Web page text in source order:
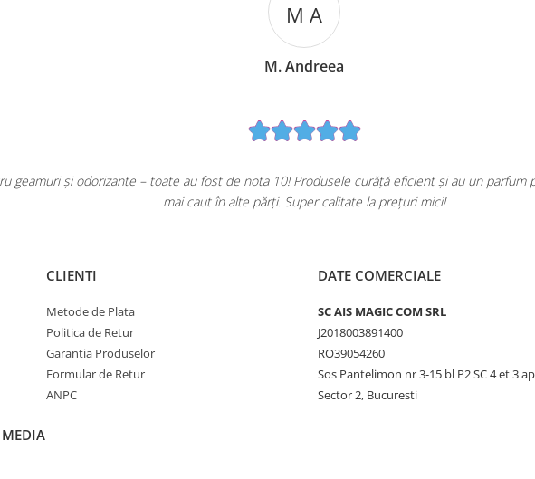
M A
M. Andreea
geamuri și odorizante – toate au fost de nota 10! Produsele curăță eficient și au un parfum
mai caut în alte părți. Super calitate la prețuri mici!
CLIENTI
Metode de Plata
Politica de Retur
Garantia Produselor
Formular de Retur
ANPC
DATE COMERCIALE
SC AIS MAGIC COM SRL
J2018003891400
RO39054260
Sos Pantelimon nr 3-15 bl P2 SC 4 et 3
Sector 2, Bucuresti
MEDIA